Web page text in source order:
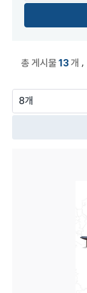
총 게시물13개